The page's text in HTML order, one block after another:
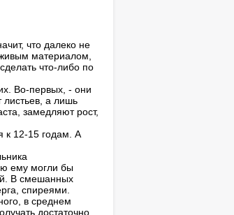
что далеко не
материалом,
что-либо по
Во-первых, - они
а лишь
замедляют рост,
к 12-15 годам. А
ему могли бы
В смешанных
спиреями.
в среднем
достаточно